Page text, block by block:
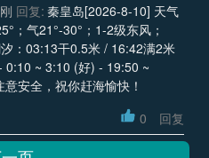
回复: 秦皇岛[2026-8-10] 天气
；气21°-30°；1-2级东风；
：03:13干0.5米 / 16:42满2米
0:10 ~ 3:10 (好) - 19:50 ~
安全，祝你赶海愉快！
0 回复